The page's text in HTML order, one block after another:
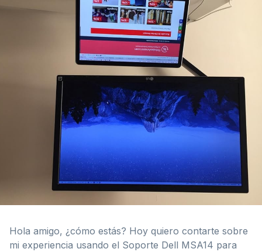
Hola amigo, ¿cómo estás? Hoy quiero contarte sobre
mi experiencia usando el Soporte Dell MSA14 para